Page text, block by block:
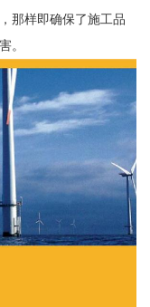
那样即确保了施工品
。